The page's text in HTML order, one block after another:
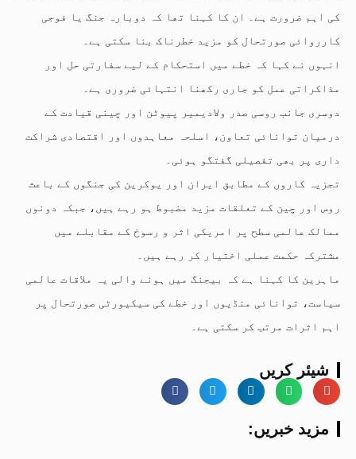
کی اہم ضرورت ہے۔ ان کا کہنا تھا کہ دوبارہ جنگ یا فوجی
کارروائی صورتحال کو مزید خطرناک بنا سکتی ہے۔
انہوں نے کہا کہ خطے میں استحکام کے لیے سفارتی حل اور
مذاکراتی عمل کو جاری رکھنا انتہائی ضروری ہے۔
دوسری جانب روسی صدر ولادیمیر پیوٹن اور چینی قیادت کے
درمیان توانائی تعاون، اسلحہ معاہدوں اور اقتصادی شراکت
داری پر بھی تفصیلی گفتگو ہوئی۔
تجزیہ کاروں کے مطابق ایران اور یوکرین کی جنگوں کے باعث
روس اور چین کے تعلقات مزید مضبوط ہو رہے ہیں، جبکہ دونوں
ممالک عالمی سطح پر امریکی اثر و رسوخ کے مقابلے میں
مشترکہ حکمت عملی اختیار کر رہے ہیں۔
ماہرین کا کہنا ہے کہ بیجنگ میں ہونے والی یہ ملاقات عالمی
سیاست، توانائی منڈیوں اور خطے کی سیکیورٹی صورتحال پر
اہم اثرات مرتب کر سکتی ہے۔
شیئر کریں
:مزید خبریں